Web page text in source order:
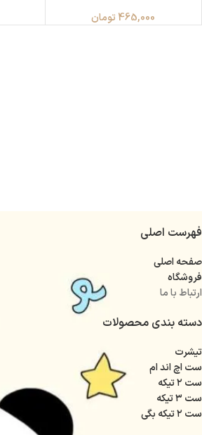
465,000 تومان
فهرست اصلی
صفحه اصلی
فروشگاه
ارتباط با ما
دسته بندی محصولات
تیشرت
ست اچ اند ام
ست ۲ تیکه
ست ۳ تیکه
ست ۲ تیکه بگی